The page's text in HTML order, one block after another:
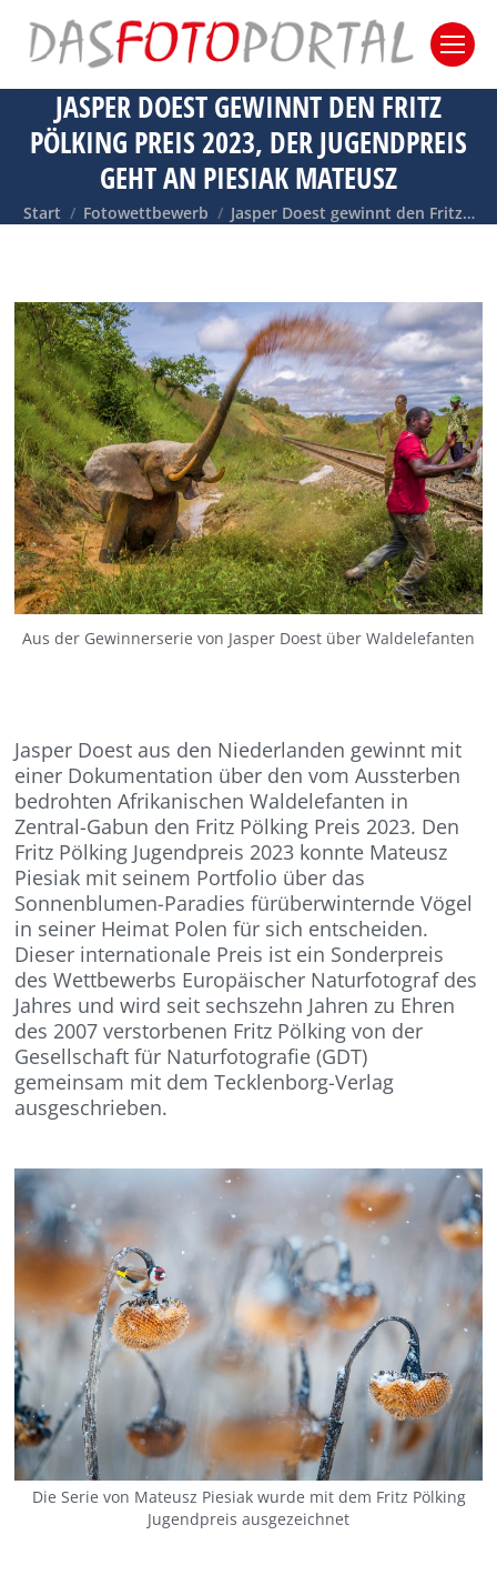
JASPER DOEST GEWINNT DEN FRITZ
PÖLKING PREIS 2023, DER JUGENDPREIS
GEHT AN PIESIAK MATEUSZ
Sie befinden sich hier:
Start Fotowettbewerb Jasper Doest gewinnt den Fritz…
Aus der Gewinnerserie von Jasper Doest über Waldelefanten
Jasper Doest aus den Niederlanden gewinnt mit
einer Dokumentation über den vom Aussterben
bedrohten Afrikanischen Waldelefanten in
Zentral-Gabun den Fritz Pölking Preis 2023. Den
Fritz Pölking Jugendpreis 2023 konnte Mateusz
Piesiak mit seinem Portfolio über das
Sonnenblumen-Paradies fürüberwinternde Vögel
in seiner Heimat Polen für sich entscheiden.
Dieser internationale Preis ist ein Sonderpreis
des Wettbewerbs Europäischer Naturfotograf des
Jahres und wird seit sechszehn Jahren zu Ehren
des 2007 verstorbenen Fritz Pölking von der
Gesellschaft für Naturfotografie (GDT)
gemeinsam mit dem Tecklenborg-Verlag
ausgeschrieben.
Die Serie von Mateusz Piesiak wurde mit dem Fritz Pölking
Jugendpreis ausgezeichnet